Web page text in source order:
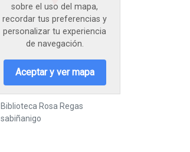
sobre el uso del mapa,
recordar tus preferencias y
personalizar tu experiencia
de navegación.
Aceptar y ver mapa
Biblioteca Rosa Regas
sabiñanigo